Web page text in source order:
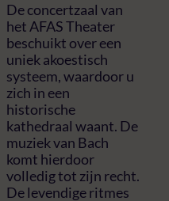
De concertzaal van
het AFAS Theater
beschuikt over een
uniek akoestisch
systeem, waardoor u
zich in een
historische
kathedraal waant. De
muziek van Bach
komt hierdoor
volledig tot zijn recht.
De levendige ritmes